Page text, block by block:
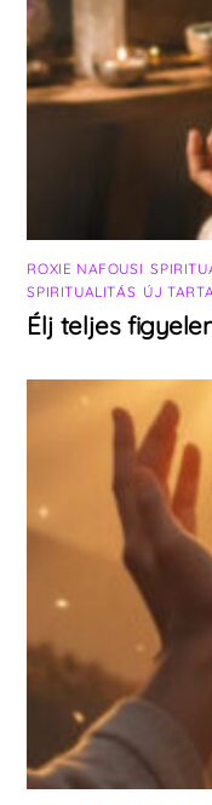
ROXIE NAFOUSI ,
SPIRITUALITÁS ÚJ
Élj teljes